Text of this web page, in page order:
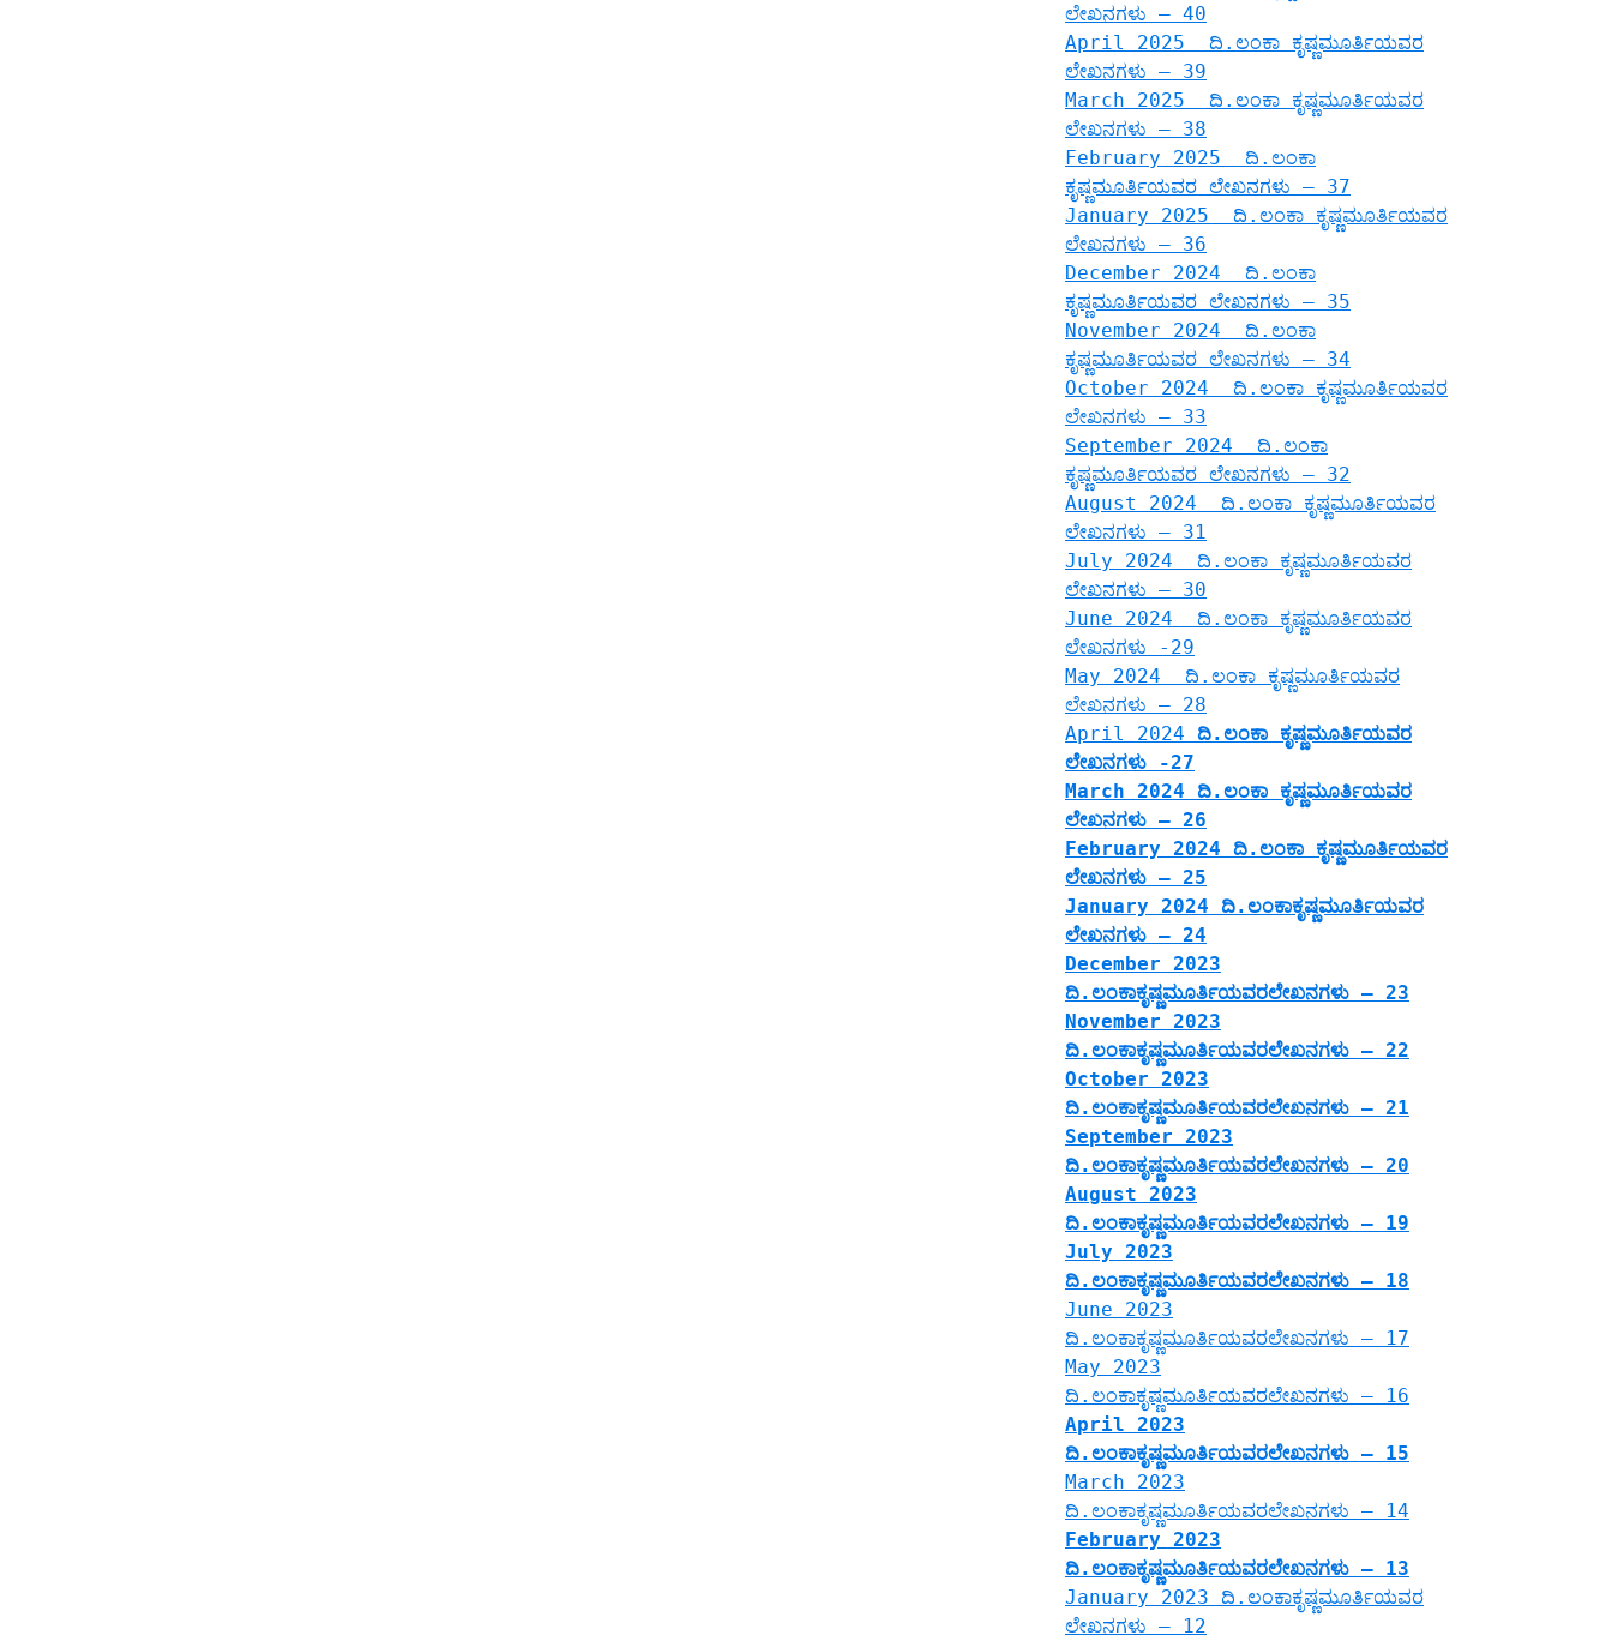
ಲೇಖನಗಳು – 40
April 2025 ದಿ.ಲಂಕಾ ಕೃಷ್ಣಮೂರ್ತಿಯವರ
ಲೇಖನಗಳು – 39
March 2025 ದಿ.ಲಂಕಾ ಕೃಷ್ಣಮೂರ್ತಿಯವರ
ಲೇಖನಗಳು – 38
February 2025 ದಿ.ಲಂಕಾ
ಕೃಷ್ಣಮೂರ್ತಿಯವರ ಲೇಖನಗಳು – 37
January 2025 ದಿ.ಲಂಕಾ ಕೃಷ್ಣಮೂರ್ತಿಯವರ
ಲೇಖನಗಳು – 36
December 2024 ದಿ.ಲಂಕಾ
ಕೃಷ್ಣಮೂರ್ತಿಯವರ ಲೇಖನಗಳು – 35
November 2024 ದಿ.ಲಂಕಾ
ಕೃಷ್ಣಮೂರ್ತಿಯವರ ಲೇಖನಗಳು – 34
October 2024 ದಿ.ಲಂಕಾ ಕೃಷ್ಣಮೂರ್ತಿಯವರ
ಲೇಖನಗಳು – 33
September 2024 ದಿ.ಲಂಕಾ
ಕೃಷ್ಣಮೂರ್ತಿಯವರ ಲೇಖನಗಳು – 32
August 2024 ದಿ.ಲಂಕಾ ಕೃಷ್ಣಮೂರ್ತಿಯವರ
ಲೇಖನಗಳು – 31
July 2024 ದಿ.ಲಂಕಾ ಕೃಷ್ಣಮೂರ್ತಿಯವರ
ಲೇಖನಗಳು – 30
June 2024 ದಿ.ಲಂಕಾ ಕೃಷ್ಣಮೂರ್ತಿಯವರ
ಲೇಖನಗಳು -29
May 2024 ದಿ.ಲಂಕಾ ಕೃಷ್ಣಮೂರ್ತಿಯವರ
ಲೇಖನಗಳು – 28
April 2024 ದಿ.ಲಂಕಾ ಕೃಷ್ಣಮೂರ್ತಿಯವರ
ಲೇಖನಗಳು -27
March 2024 ದಿ.ಲಂಕಾ ಕೃಷ್ಣಮೂರ್ತಿಯವರ
ಲೇಖನಗಳು – 26
February 2024 ದಿ.ಲಂಕಾ ಕೃಷ್ಣಮೂರ್ತಿಯವರ
ಲೇಖನಗಳು – 25
January 2024 ದಿ.ಲಂಕಾಕೃಷ್ಣಮೂರ್ತಿಯವರ
ಲೇಖನಗಳು – 24
December 2023
ದಿ.ಲಂಕಾಕೃಷ್ಣಮೂರ್ತಿಯವರಲೇಖನಗಳು – 23
November 2023
ದಿ.ಲಂಕಾಕೃಷ್ಣಮೂರ್ತಿಯವರಲೇಖನಗಳು – 22
October 2023
ದಿ.ಲಂಕಾಕೃಷ್ಣಮೂರ್ತಿಯವರಲೇಖನಗಳು – 21
September 2023
ದಿ.ಲಂಕಾಕೃಷ್ಣಮೂರ್ತಿಯವರಲೇಖನಗಳು – 20
August 2023
ದಿ.ಲಂಕಾಕೃಷ್ಣಮೂರ್ತಿಯವರಲೇಖನಗಳು – 19
July 2023
ದಿ.ಲಂಕಾಕೃಷ್ಣಮೂರ್ತಿಯವರಲೇಖನಗಳು – 18
June 2023
ದಿ.ಲಂಕಾಕೃಷ್ಣಮೂರ್ತಿಯವರಲೇಖನಗಳು – 17
May 2023
ದಿ.ಲಂಕಾಕೃಷ್ಣಮೂರ್ತಿಯವರಲೇಖನಗಳು – 16
April 2023
ದಿ.ಲಂಕಾಕೃಷ್ಣಮೂರ್ತಿಯವರಲೇಖನಗಳು – 15
March 2023
ದಿ.ಲಂಕಾಕೃಷ್ಣಮೂರ್ತಿಯವರಲೇಖನಗಳು – 14
February 2023
ದಿ.ಲಂಕಾಕೃಷ್ಣಮೂರ್ತಿಯವರಲೇಖನಗಳು – 13
January 2023 ದಿ.ಲಂಕಾಕೃಷ್ಣಮೂರ್ತಿಯವರ
ಲೇಖನಗಳು – 12